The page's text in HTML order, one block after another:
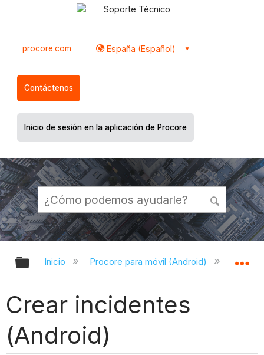
Soporte Técnico
procore.com España (Español)
Contáctenos
Inicio de sesión en la aplicación de Procore
Expandir/contraer jerarquía global
Inicio Procore para móvil (Android)
Crear incidentes
(Android)